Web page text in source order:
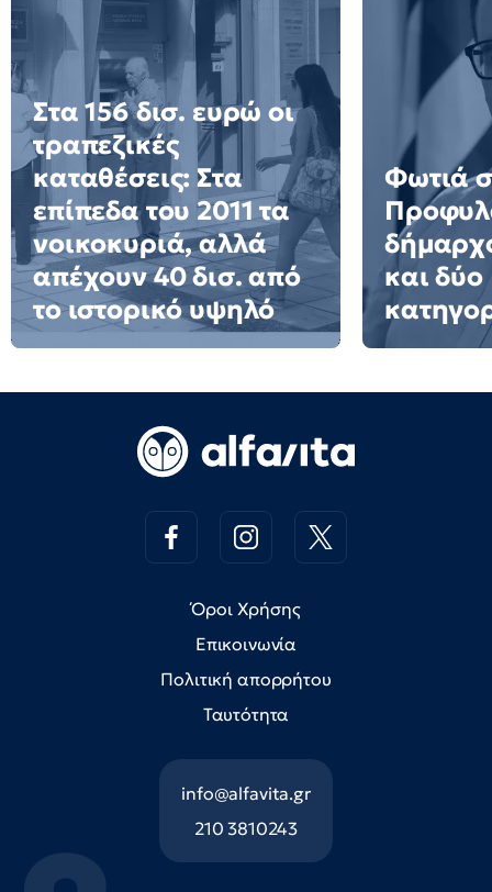
Στα 156 δισ. ευρώ οι
τραπεζικές
καταθέσεις: Στα
επίπεδα του 2011 τα
νοικοκυριά, αλλά
απέχουν 40 δισ. από
το ιστορικό υψηλό
Φωτιά
και δύο
Όροι Χρήσης
Επικοινωνία
Πολιτική απορρήτου
Ταυτότητα
info@alfavita.gr
210 3810243